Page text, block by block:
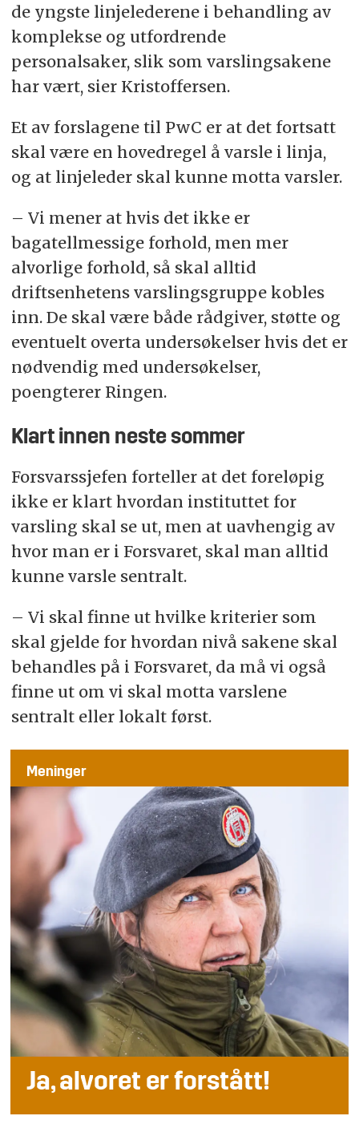
de yngste linjelederene i behandling av
komplekse og utfordrende
personalsaker, slik som varslingsakene
har vært, sier Kristoffersen.
Et av forslagene til PwC er at det fortsatt
skal være en hovedregel å varsle i linja,
og at linjeleder skal kunne motta varsler.
– Vi mener at hvis det ikke er
bagatellmessige forhold, men mer
alvorlige forhold, så skal alltid
driftsenhetens varslingsgruppe kobles
inn. De skal være både rådgiver, støtte og
eventuelt overta undersøkelser hvis det er
nødvendig med undersøkelser,
poengterer Ringen.
Klart innen neste sommer
Forsvarssjefen forteller at det foreløpig
ikke er klart hvordan instituttet for
varsling skal se ut, men at uavhengig av
hvor man er i Forsvaret, skal man alltid
kunne varsle sentralt.
– Vi skal finne ut hvilke kriterier som
skal gjelde for hvordan nivå sakene skal
behandles på i Forsvaret, da må vi også
finne ut om vi skal motta varslene
sentralt eller lokalt først.
Meninger
Ja, alvoret er forstått!